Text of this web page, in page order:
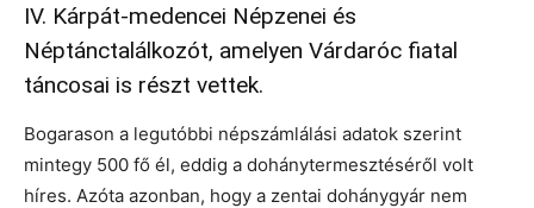
IV. Kárpát-medencei Népzenei és
Néptánctalálkozót, amelyen Várdaróc fiatal
táncosai is részt vettek.
Bogarason a legutóbbi népszámlálási adatok szerint
mintegy 500 fő él, eddig a dohánytermesztéséről volt
híres. Azóta azonban, hogy a zentai dohánygyár nem